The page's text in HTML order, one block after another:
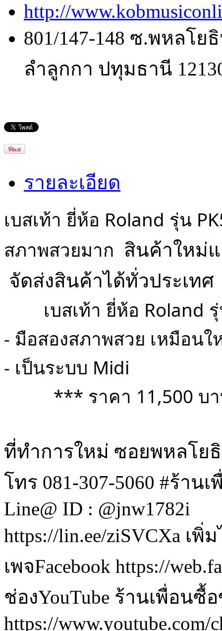
http://
801/147-148 ซ.พหลโ
ลำลูกกา ปทุมธานี
รายละเอียด
เบสเท้า ยี่ห้อ Roland รุ่น
สภาพสวยมาก สินค้าใหม่
จัดส่งสินค้าได้ทั่วประเทศ
เบสเท้า ยี่ห้อ
- มือสองสภาพสวย เหมือน
- เป็นระบบ Midi
*** ราคา 11,500
ที่ทำการใหม่ ซอยพหลโย
โทร 081-307-5060 #ร้า
Line@ ID : @jnw1782i
https://lin.ee/ziSVCXa เ
เพจFacebook https://
ช่องYouTube ร้านเพื่อนซื้
https://